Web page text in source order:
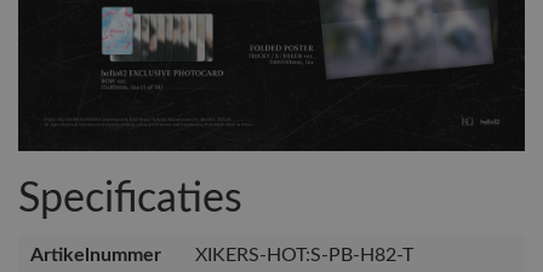
Specificaties
Artikelnummer
XIKERS-HOT:S-PB-H82-T